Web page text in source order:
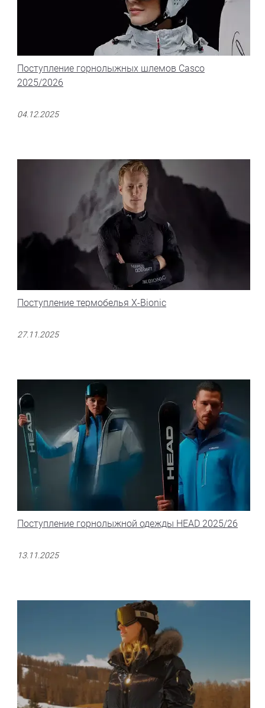
Поступление горнолыжных шлемов Casco
2025/2026
04.12.2025
Поступление термобелья X-Bionic
27.11.2025
Поступление горнолыжной одежды HEAD 2025/26
13.11.2025